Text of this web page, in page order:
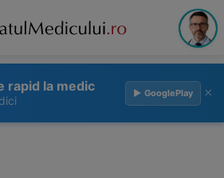
rapid la medic ▶ GooglePlay ×